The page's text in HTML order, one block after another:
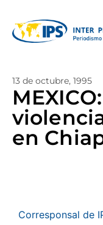
13 de octubre, 1995
en
Corresponsal de